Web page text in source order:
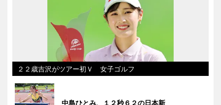
２２歳吉沢がツアー初Ｖ 女子ゴルフ
中島ひとみ、１２秒６２の日本新